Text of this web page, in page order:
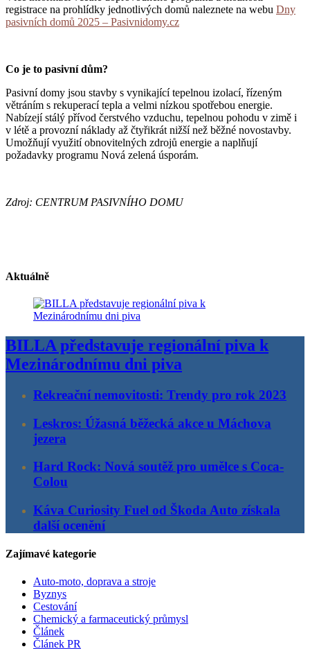
registrace na prohlídky jednotlivých domů naleznete na webu Dny
pasivních domů 2025 – Pasivnidomy.cz
Co je to pasivní dům?
Pasivní domy jsou stavby s vynikající tepelnou izolací, řízeným
větráním s rekuperací tepla a velmi nízkou spotřebou energie.
Nabízejí stálý přívod čerstvého vzduchu, tepelnou pohodu v zimě i
v létě a provozní náklady až čtyřikrát nižší než běžné novostavby.
Umožňují využití obnovitelných zdrojů energie a naplňují
požadavky programu Nová zelená úsporám.
Zdroj: CENTRUM PASIVNÍHO DOMU
Aktuálně
BILLA představuje regionální piva k
Mezinárodnímu dni piva
Rekreační nemovitosti: Trendy pro rok 2023
Leskros: Úžasná běžecká akce u Máchova
jezera
Hard Rock: Nová soutěž pro umělce s Coca-
Colou
Káva Curiosity Fuel od Škoda Auto získala
další ocenění
Zajímavé kategorie
Auto-moto, doprava a stroje
Byznys
Cestování
Chemický a farmaceutický průmysl
Článek
Článek PR